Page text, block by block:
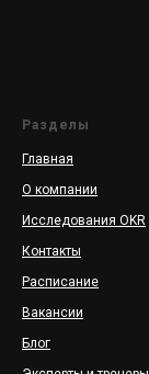
Разделы
Главная
О компании
Исследования OKR
Контакты
Расписание
Вакансии
Блог